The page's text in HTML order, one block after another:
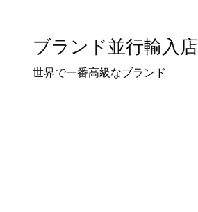
ブランド並行輸入店
世界で一番高級なブランド